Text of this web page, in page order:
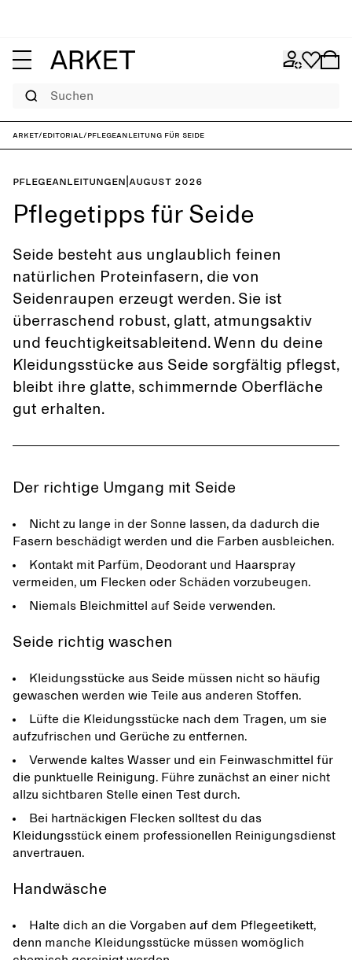
Suchen
ARKET/Editorial/Pflegeanleitung für Seide
Pflegeanleitungen August 2026
Pflegetipps für Seide
Seide besteht aus unglaublich feinen
natürlichen Proteinfasern, die von
Seidenraupen erzeugt werden. Sie ist
überraschend robust, glatt, atmungsaktiv
und feuchtigkeitsableitend. Wenn du deine
Kleidungsstücke aus Seide sorgfältig pflegst,
bleibt ihre glatte, schimmernde Oberfläche
gut erhalten.
Der richtige Umgang mit Seide
Nicht zu lange in der Sonne lassen, da dadurch die
Fasern beschädigt werden und die Farben ausbleichen.
Kontakt mit Parfüm, Deodorant und Haarspray
vermeiden, um Flecken oder Schäden vorzubeugen.
Niemals Bleichmittel auf Seide verwenden.
Seide richtig waschen
Kleidungsstücke aus Seide müssen nicht so häufig
gewaschen werden wie Teile aus anderen Stoffen.
Lüfte die Kleidungsstücke nach dem Tragen, um sie
aufzufrischen und Gerüche zu entfernen.
Verwende kaltes Wasser und ein Feinwaschmittel für
die punktuelle Reinigung. Führe zunächst an einer nicht
allzu sichtbaren Stelle einen Test durch.
Bei hartnäckigen Flecken solltest du das
Kleidungsstück einem professionellen Reinigungsdienst
anvertrauen.
Handwäsche
Halte dich an die Vorgaben auf dem Pflegeetikett,
denn manche Kleidungsstücke müssen womöglich